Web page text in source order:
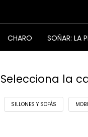
CHARO SOÑAR: LA
Selecciona la
SILLONES Y SOFÁS